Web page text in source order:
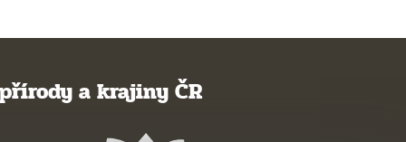
a krajiny ČR